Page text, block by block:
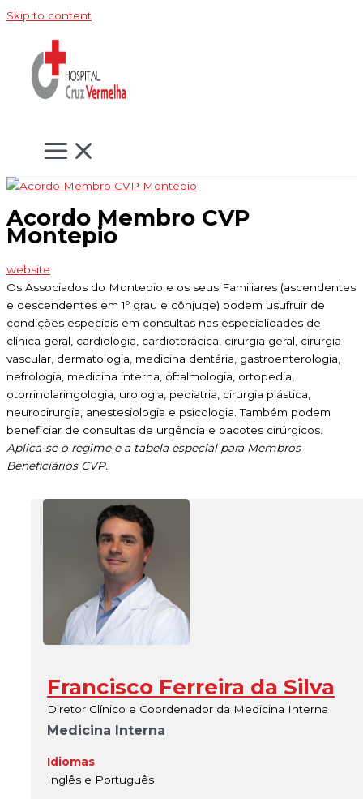
Skip to content
Acordo Membro CVP
Montepio
website
Os Associados do Montepio e os seus Familiares (ascendentes
e descendentes em 1º grau e cônjuge) podem usufruir de
condições especiais em consultas nas especialidades de
clínica geral, cardiologia, cardiotorácica, cirurgia geral, cirurgia
vascular, dermatologia, medicina dentária, gastroenterologia,
nefrologia, medicina interna, oftalmologia, ortopedia,
otorrinolaringologia, urologia, pediatria, cirurgia plástica,
neurocirurgia, anestesiologia e psicologia. Também podem
beneficiar de consultas de urgência e pacotes cirúrgicos.
Aplica-se o regime e a tabela especial para Membros
Beneficiários CVP.
Francisco Ferreira da Silva
Diretor Clínico e Coordenador da Medicina Interna
Medicina Interna
Idiomas
Inglês e Português